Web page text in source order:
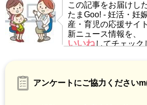
この記事をお届けし
たまGoo! - 妊活・妊
産・育児の応援サイ
新ニュース情報を、
いいねしてチェック
アンケートにご協力ください